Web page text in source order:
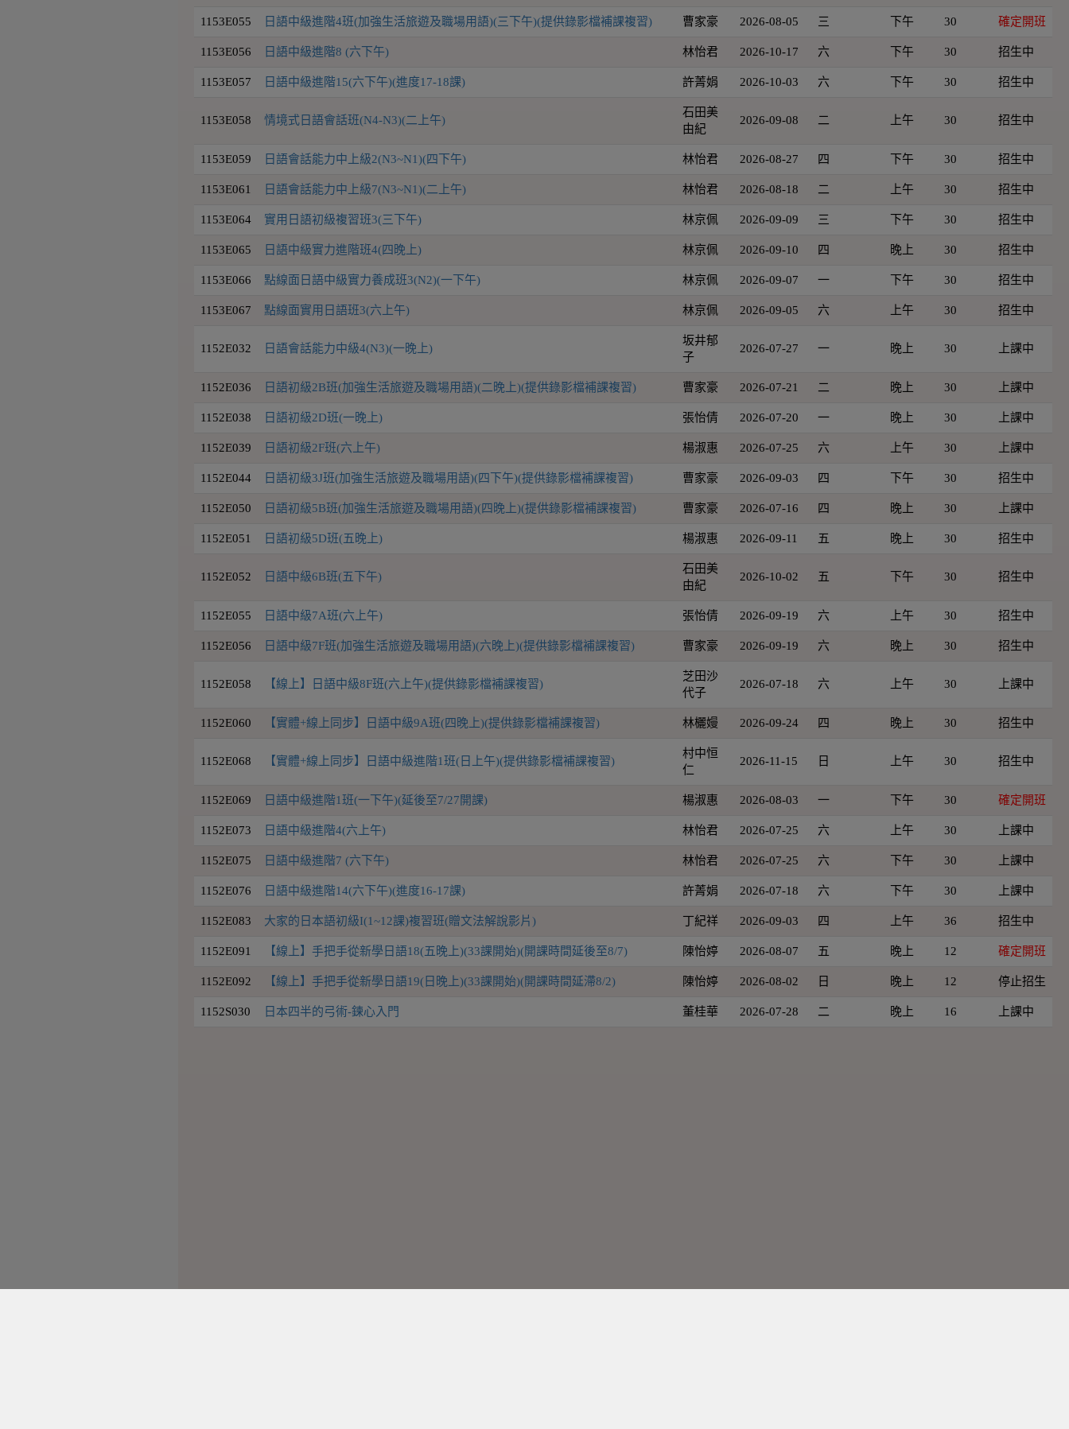
1153E055 日語中級進階4班(加強生活旅遊及職場用語)(三下午)(提供錄影檔補課複習) 曹家豪 2026-08-05 三 下午 30 確定開班
1153E056 日語中級進階8 (六下午) 林怡君 2026-10-17 六 下午 30 招生中
1153E057 日語中級進階15(六下午)(進度17-18課) 許菁娟 2026-10-03 六 下午 30 招生中
1153E058 情境式日語會話班(N4-N3)(二上午)
石田美
由紀
2026-09-08 二 上午 30 招生中
1153E059 日語會話能力中上級2(N3~N1)(四下午) 林怡君 2026-08-27 四 下午 30 招生中
1153E061 日語會話能力中上級7(N3~N1)(二上午) 林怡君 2026-08-18 二 上午 30 招生中
1153E064 實用日語初級複習班3(三下午) 林京佩 2026-09-09 三 下午 30 招生中
1153E065 日語中級實力進階班4(四晚上) 林京佩 2026-09-10 四 晚上 30 招生中
1153E066 點線面日語中級實力養成班3(N2)(一下午) 林京佩 2026-09-07 一 下午 30 招生中
1153E067 點線面實用日語班3(六上午) 林京佩 2026-09-05 六 上午 30 招生中
1152E032 日語會話能力中級4(N3)(一晚上)
坂井郁
子
2026-07-27 一 晚上 30 上課中
1152E036 日語初級2B班(加強生活旅遊及職場用語)(二晚上)(提供錄影檔補課複習) 曹家豪 2026-07-21 二 晚上 30 上課中
1152E038 日語初級2D班(一晚上) 張怡倩 2026-07-20 一 晚上 30 上課中
1152E039 日語初級2F班(六上午) 楊淑惠 2026-07-25 六 上午 30 上課中
1152E044 日語初級3J班(加強生活旅遊及職場用語)(四下午)(提供錄影檔補課複習) 曹家豪 2026-09-03 四 下午 30 招生中
1152E050 日語初級5B班(加強生活旅遊及職場用語)(四晚上)(提供錄影檔補課複習) 曹家豪 2026-07-16 四 晚上 30 上課中
1152E051 日語初級5D班(五晚上) 楊淑惠 2026-09-11 五 晚上 30 招生中
1152E052 日語中級6B班(五下午)
石田美
由紀
2026-10-02 五 下午 30 招生中
1152E055 日語中級7A班(六上午) 張怡倩 2026-09-19 六 上午 30 招生中
1152E056 日語中級7F班(加強生活旅遊及職場用語)(六晚上)(提供錄影檔補課複習) 曹家豪 2026-09-19 六 晚上 30 招生中
1152E058 【線上】日語中級8F班(六上午)(提供錄影檔補課複習)
芝田沙
代子
2026-07-18 六 上午 30 上課中
1152E060 【實體+線上同步】日語中級9A班(四晚上)(提供錄影檔補課複習) 林欐嫚 2026-09-24 四 晚上 30 招生中
1152E068 【實體+線上同步】日語中級進階1班(日上午)(提供錄影檔補課複習)
村中恒
仁
2026-11-15 日 上午 30 招生中
1152E069 日語中級進階1班(一下午)(延後至7/27開課) 楊淑惠 2026-08-03 一 下午 30 確定開班
1152E073 日語中級進階4(六上午) 林怡君 2026-07-25 六 上午 30 上課中
1152E075 日語中級進階7 (六下午) 林怡君 2026-07-25 六 下午 30 上課中
1152E076 日語中級進階14(六下午)(進度16-17課) 許菁娟 2026-07-18 六 下午 30 上課中
1152E083 大家的日本語初級I(1~12課)複習班(贈文法解說影片) 丁紀祥 2026-09-03 四 上午 36 招生中
1152E091 【線上】手把手從新學日語18(五晚上)(33課開始)(開課時間延後至8/7) 陳怡婷 2026-08-07 五 晚上 12 確定開班
1152E092 【線上】手把手從新學日語19(日晚上)(33課開始)(開課時間延滯8/2) 陳怡婷 2026-08-02 日 晚上 12 停止招生
1152S030 日本四半的弓術-鍊心入門 董桂華 2026-07-28 二 晚上 16 上課中